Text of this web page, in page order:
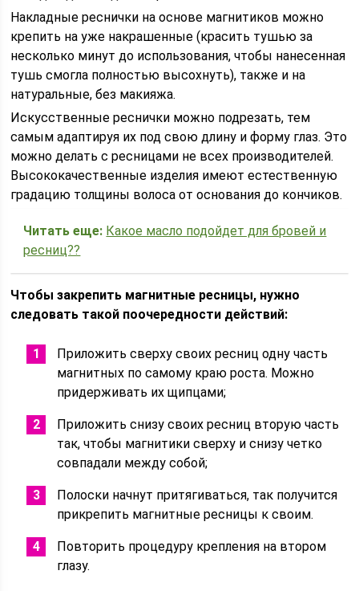
Накладные реснички на основе магнитиков можно
крепить на уже накрашенные (красить тушью за
несколько минут до использования, чтобы нанесенная
тушь смогла полностью высохнуть), также и на
натуральные, без макияжа.
Искусственные реснички можно подрезать, тем
самым адаптируя их под свою длину и форму глаз. Это
можно делать с ресницами не всех производителей.
Высококачественные изделия имеют естественную
градацию толщины волоса от основания до кончиков.
Читать еще: Какое масло подойдет для бровей и
ресниц??
Чтобы закрепить магнитные ресницы, нужно
следовать такой поочередности действий:
Приложить сверху своих ресниц одну часть
магнитных по самому краю роста. Можно
придерживать их щипцами;
Приложить снизу своих ресниц вторую часть
так, чтобы магнитики сверху и снизу четко
совпадали между собой;
Полоски начнут притягиваться, так получится
прикрепить магнитные ресницы к своим.
Повторить процедуру крепления на втором
глазу.